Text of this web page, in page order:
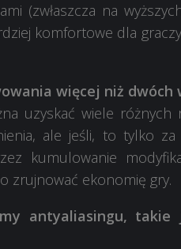
(zwłaszcza na
komfortowe dla
więcej niż dwóch
uzyskać wiele różnych
ale jeśli, to tylko za
kumulowanie
zrujnować ekonomię gry.
antyaliasingu, takie